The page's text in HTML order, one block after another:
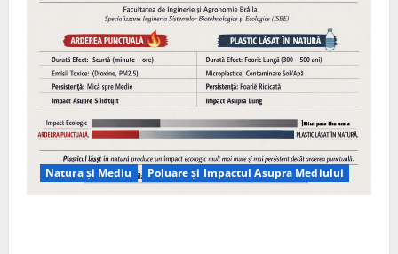
Natura și Mediu Poluare și Impactul Asupra Mediului